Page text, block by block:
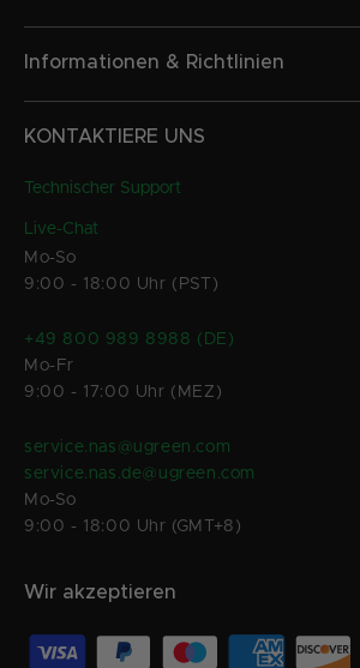
Informationen & Richtlinien
KONTAKTIERE UNS
Technischer Support
Live-Chat
Mo-So
9:00 - 18:00 Uhr (PST)
+49 800 989 8988 (DE)
Mo-Fr
9:00 - 17:00 Uhr (MEZ)
service.nas@ugreen.com
service.nas.de@ugreen.com
Mo-So
9:00 - 18:00 Uhr (GMT+8)
Wir akzeptieren